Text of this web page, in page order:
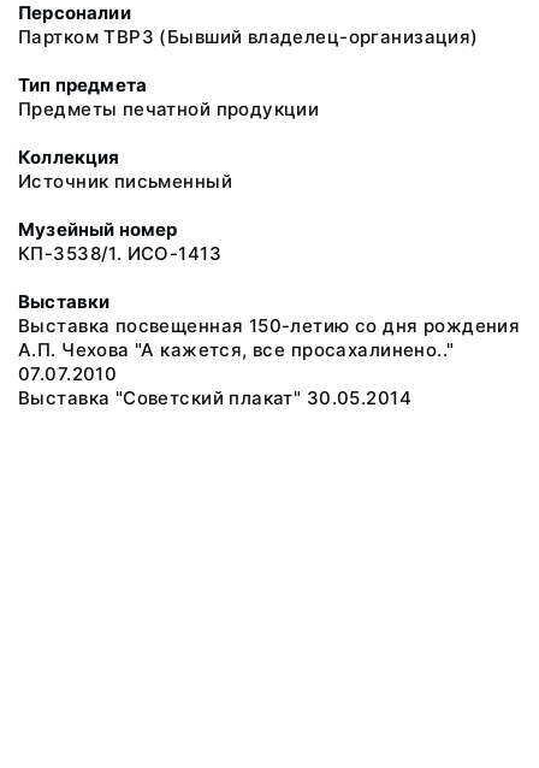
Персоналии
Партком ТВРЗ (Бывший владелец-организация)
Тип предмета
Предметы печатной продукции
Коллекция
Источник письменный
Музейный номер
КП-3538/1. ИСО-1413
Выставки
Выставка посвещенная 150-летию со дня рождения
А.П. Чехова "А кажется, все просахалинено.."
07.07.2010
Выставка "Советский плакат" 30.05.2014